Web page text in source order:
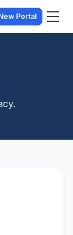
Portal